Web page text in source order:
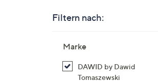
Filtern nach:
Produktliste
Marke
DAWID by Dawid
Tomaszewski